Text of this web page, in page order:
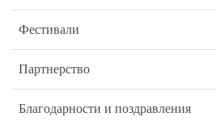
Фестивали
Партнерство
Благодарности и поздравления